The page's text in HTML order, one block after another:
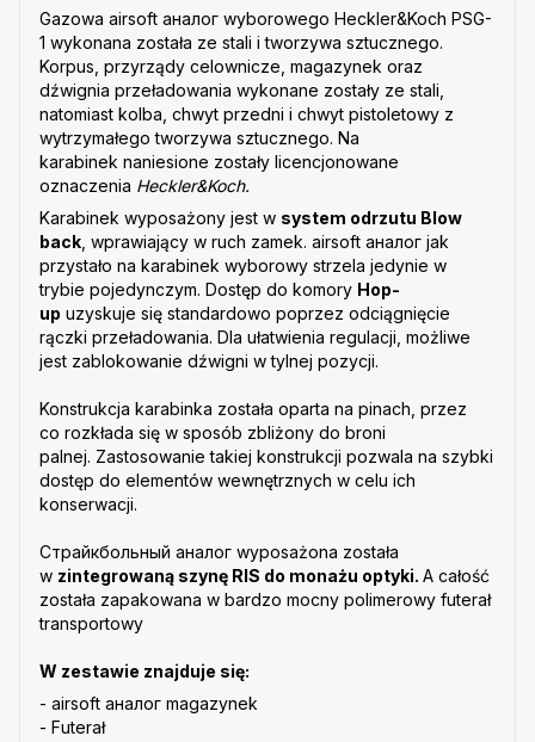
Gazowa airsoft аналог wyborowego Heckler&Koch PSG-
1 wykonana została ze stali i tworzywa sztucznego.
Korpus, przyrządy celownicze, magazynek oraz
dźwignia przeładowania wykonane zostały ze stali,
natomiast kolba, chwyt przedni i chwyt pistoletowy z
wytrzymałego tworzywa sztucznego. Na
karabinek naniesione zostały licencjonowane
oznaczenia Heckler&Koch.
Karabinek wyposażony jest w system odrzutu Blow
back , wprawiający w ruch zamek. airsoft аналог jak
przystało na karabinek wyborowy strzela jedynie w
trybie pojedynczym. Dostęp do komory Hop-
up uzyskuje się standardowo poprzez odciągnięcie
rączki przeładowania. Dla ułatwienia regulacji, możliwe
jest zablokowanie dźwigni w tylnej pozycji.
Konstrukcja karabinka została oparta na pinach, przez
co rozkłada się w sposób zbliżony do broni
palnej. Zastosowanie takiej konstrukcji pozwala na szybki
dostęp do elementów wewnętrznych w celu ich
konserwacji.
Страйкбольный аналог wyposażona została
w zintegrowaną szynę RIS do monażu optyki. A całość
została zapakowana w bardzo mocny polimerowy futerał
transportowy
W zestawie znajduje się:
- airsoft аналог magazynek
- Futerał